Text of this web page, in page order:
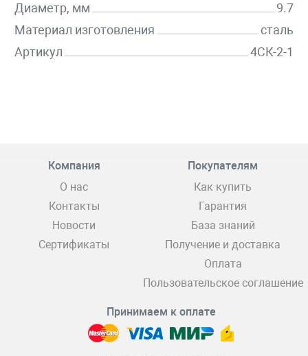
Диаметр, мм
9.7
Материал изготовления
сталь
Артикул
4СК-2-1
Компания
О нас
Контакты
Новости
Сертификаты
Покупателям
Как купить
Гарантия
База знаний
Получение и доставка
Оплата
Пользовательское соглашение
Принимаем к оплате